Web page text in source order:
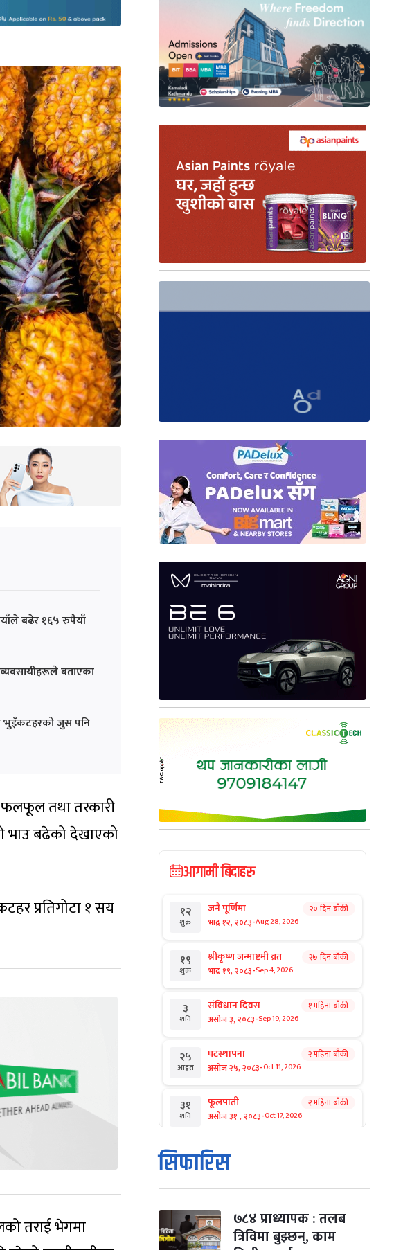
बढेर १६५ रुपैयाँ
बताएका
भुइँकटहरको जुस पनि
फलफूल तथा तरकारी
भाउ बढेको देखाएको
प्रतिगोटा १ सय
तराई भेगमा
आगामी बिदाहरु
१२
शुक्र
जनै पूर्णिमा
भाद्र १२, २०८३-Aug 28, 2026
२० दिन बाँकी
१९
शुक्र
श्रीकृष्ण जन्माष्टमी व्रत
भाद्र १९, २०८३-Sep 4, 2026
२७ दिन बाँकी
३
शनि
संविधान दिवस
असोज ३, २०८३-Sep 19, 2026
१ महिना बाँकी
२५
आइत
घटस्थापना
असोज २५, २०८३-Oct 11, 2026
२ महिना बाँकी
३१
शनि
फूलपाती
असोज ३१ , २०८३-Oct 17, 2026
२ महिना बाँकी
१
आइत
कार्तिक सङ्क्रान्ति
कार्तिक १, २०८३
मंगल कार्तिक ३, २०८३ -Oct 20, 2026
सिफारिस
७८४ प्राध्यापक : तलब
त्रिविमा बुझ्छन्, काम